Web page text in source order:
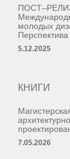
молодых
5.12.2025
КНИГИ
7.05.2026